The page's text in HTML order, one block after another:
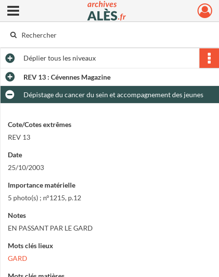
Archives municipales d'Alès
Ouvrir le menu déroulant
Dépliertous les niveaux
REV 13 : Cévennes Magazine
Dépistage du cancer du sein et accompagnement des jeunes
Cote/Cotes extrêmes
REV 13
Date
25/10/2003
Importance matérielle
5 photo(s) ; n°1215, p.12
Notes
EN PASSANT PAR LE GARD
Mots clés lieux
GARD